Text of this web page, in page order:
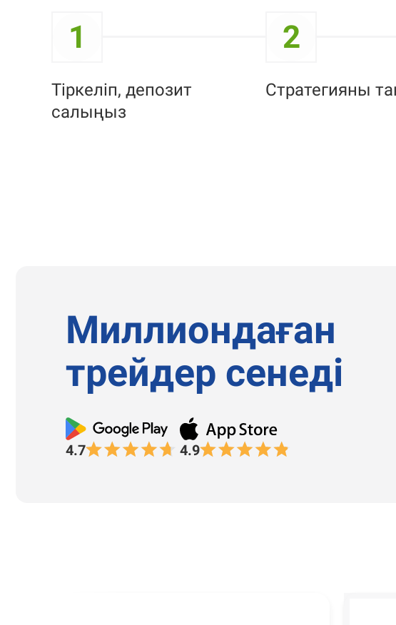
1 2
Тіркеліп, депозит
салыңыз
Стратегияны
Миллиондаған
трейдер сенеді
4.7 4.9